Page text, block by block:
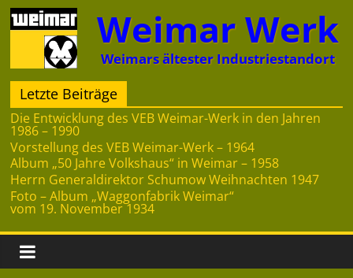
Zum
Inhalt
springen
Weimar Werk
Weimars ältester Industriestandort
Letzte Beiträge
Die Entwicklung des VEB Weimar-Werk in den Jahren
1986 – 1990
Vorstellung des VEB Weimar-Werk – 1964
Album „50 Jahre Volkshaus“ in Weimar – 1958
Herrn Generaldirektor Schumow Weihnachten 1947
Foto – Album „Waggonfabrik Weimar“
vom 19. November 1934